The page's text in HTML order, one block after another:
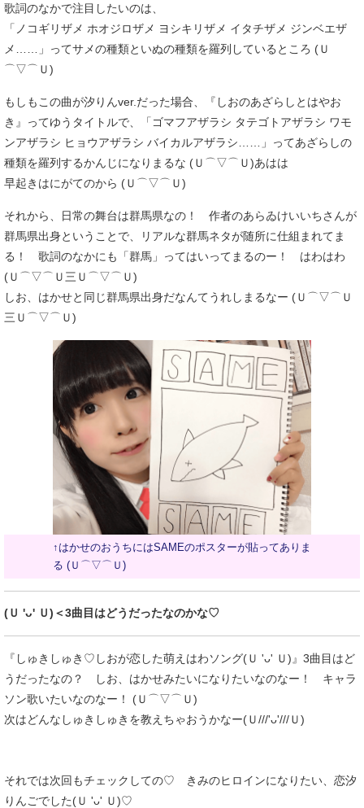
歌詞のなかで注目したいのは、
「ノコギリザメ ホオジロザメ ヨシキリザメ イタチザメ ジンベエザ
メ……」ってサメの種類といぬの種類を羅列しているところ (Ｕ
⌒▽⌒Ｕ)
もしもこの曲が汐りんver.だった場合、『しおのあざらしとはやお
き』ってゆうタイトルで、「ゴマフアザラシ タテゴトアザラシ ワモ
ンアザラシ ヒョウアザラシ バイカルアザラシ……」ってあざらしの
種類を羅列するかんじになりまるな (Ｕ⌒▽⌒Ｕ)あはは
早起きはにがてのから (Ｕ⌒▽⌒Ｕ)
それから、日常の舞台は群馬県なの！ 作者のあらゐけいいちさんが
群馬県出身ということで、リアルな群馬ネタが随所に仕組まれてま
る！ 歌詞のなかにも「群馬」ってはいってまるのー！ はわはわ
(Ｕ⌒▽⌒Ｕ三Ｕ⌒▽⌒Ｕ)
しお、はかせと同じ群馬県出身だなんてうれしまるなー (Ｕ⌒▽⌒Ｕ
三Ｕ⌒▽⌒Ｕ)
↑はかせのおうちにはSAMEのポスターが貼ってありま
る (Ｕ⌒▽⌒Ｕ)
(Ｕ 'ᴗ' Ｕ)＜3曲目はどうだったなのかな♡
『しゅきしゅき♡しおが恋した萌えはわソング(Ｕ 'ᴗ' Ｕ)』3曲目はど
うだったなの？ しお、はかせみたいになりたいなのなー！ キャラ
ソン歌いたいなのなー！ (Ｕ⌒▽⌒Ｕ)
次はどんなしゅきしゅきを教えちゃおうかなー(Ｕ///'ᴗ'///Ｕ)
それでは次回もチェックしての♡ きみのヒロインになりたい、恋汐
りんごでした(Ｕ 'ᴗ' Ｕ)♡